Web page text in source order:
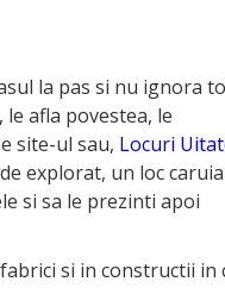
la pas si nu ignora
afla povestea, le
site-ul sau, Locuri
explorat, un loc caruia
si sa le prezinti apoi
si in constructii in